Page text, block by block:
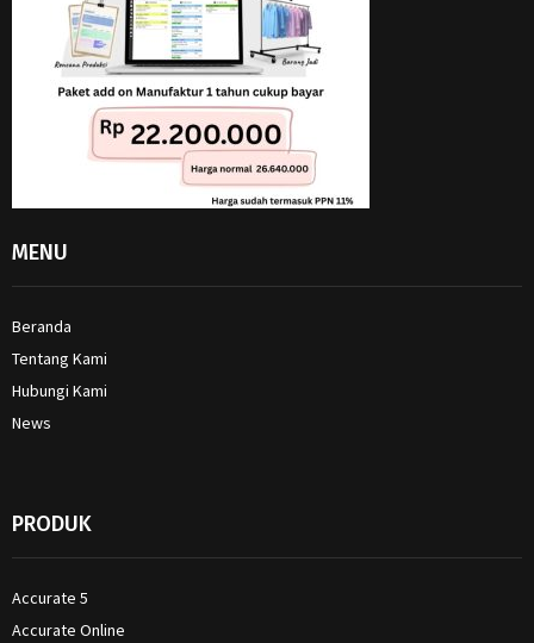
MENU
Beranda
Tentang Kami
Hubungi Kami
News
PRODUK
Accurate 5
Accurate Online